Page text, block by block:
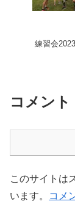
練習会
コメント
このサイトは
います。
コメ